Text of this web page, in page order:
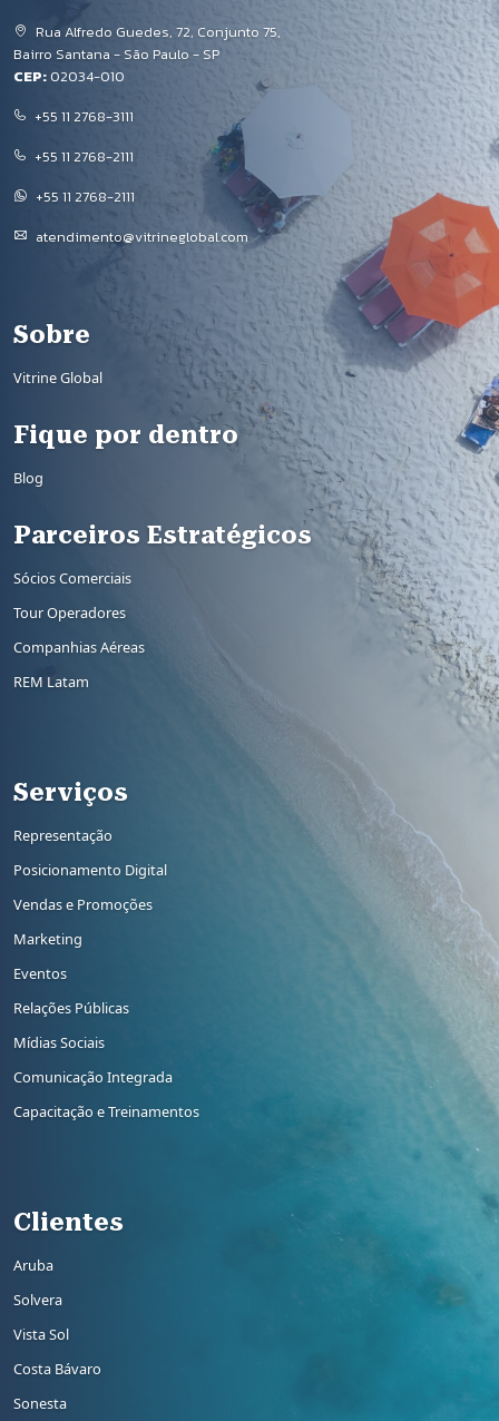
Rua Alfredo Guedes, 72, Conjunto 75,
Bairro Santana - São Paulo - SP
CEP: 02034-010
+55 11 2768-3111
+55 11 2768-2111
+55 11 2768-2111
atendimento@vitrineglobal.com
Rodapé
Sobre
Vitrine Global
Fique por dentro
Blog
Parceiros Estratégicos
Sócios Comerciais
Tour Operadores
Companhias Aéreas
REM Latam
Rodapé 2
Serviços
Representação
Posicionamento Digital
Vendas e Promoções
Marketing
Eventos
Relações Públicas
Mídias Sociais
Comunicação Integrada
Capacitação e Treinamentos
Rodapé 3
Clientes
Aruba
Solvera
Vista Sol
Costa Bávaro
Sonesta